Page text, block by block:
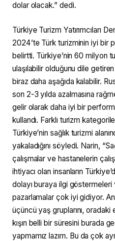
dolar olacak.” dedi.
Türkiye Turizm Yatırımcıları
2024’te Türk turizminin iyi bir
belirtti. Türkiye’nin 60 milyon
ulaşılabilir olduğunu dile
biraz daha aşağıda kalabilir.
son 2-3 yılda azalmasına
gelir olarak daha iyi bir
kullandı. Farklı turizm
Türkiye’nin sağlık turizmi
yakaladığını söyledi. Narin,
çalışmalar ve hastanelerin
ihtiyacı olan insanların
dolayı buraya ilgi
pazarlamalar çok iyi gidiyor.
üçüncü yaş gruplarını,
kışın belli bir süresini burada
yapmamız lazım. Bu da çok